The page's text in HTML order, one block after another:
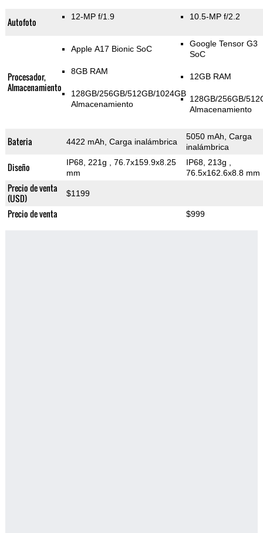
Autofoto 12-MP f/1.9 10.5-MP f/2.2
Procesador,
Almacenamiento
Apple A17 Bionic SoC
8GB RAM
128GB/256GB/512GB/1024GB
Almacenamiento
Google Tensor G3
SoC
12GB RAM
128GB/256GB/
Almacenamiento
Bateria 4422 mAh, Carga inalámbrica
5050 mAh, Carga
inalámbrica
Diseño IP68, 221g
, 76.7x159.9x8.25
mm
IP68, 213g
76.5x162.6x8.8 mm
Precio de venta
(USD)
$1199
Precio de venta $999